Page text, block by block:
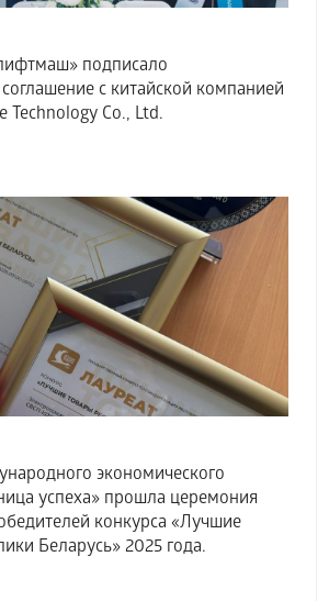
подписало
соглашение с китайской компанией
Technology Co., Ltd.
экономического
успеха» прошла церемония
конкурса «Лучшие
Беларусь» 2025 года.